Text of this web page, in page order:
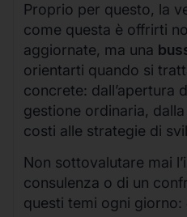
Proprio per questo, la
come questa è offrirti
aggiornate, ma una
orientarti quando si
concrete: dall’apertura
gestione ordinaria,
costi alle strategie di
Non sottovalutare mai
consulenza o di un
questi temi ogni giorno: